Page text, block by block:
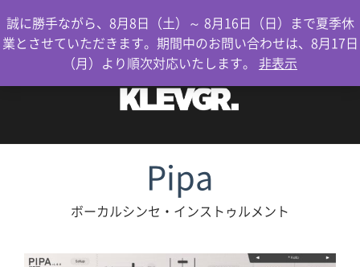
0
Pipa
ボーカルシンセ・インストゥルメント
誠に勝手ながら、8月8日（土）～ 8月16日（日）まで夏季休
業とさせていただきます。期間中のお問い合わせは、8月17日
（月）より順次対応いたします。 非表示